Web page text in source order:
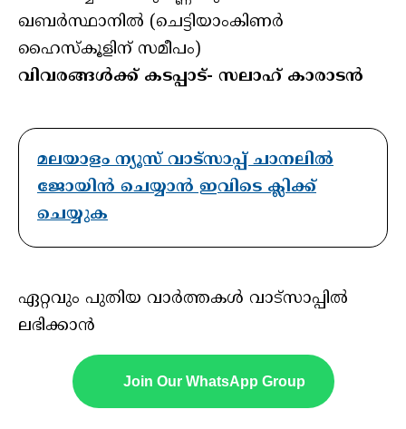
ഖബർസ്ഥാനിൽ (ചെട്ടിയാംകിണർ
ഹൈസ്കൂളിന് സമീപം)
വിവരങ്ങൾക്ക് കടപ്പാട്- സലാഹ് കാരാടൻ
മലയാളം ന്യൂസ് വാട്സാപ്പ് ചാനലിൽ
ജോയിൻ ചെയ്യാൻ ഇവിടെ ക്ലിക്ക്
ചെയ്യുക
ഏറ്റവും പുതിയ വാർത്തകൾ വാട്സാപ്പിൽ
ലഭിക്കാൻ
Join Our WhatsApp Group